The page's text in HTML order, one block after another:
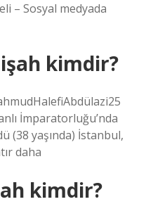
– Sosyal medyada
kimdir?
İmparatorluğu’nda
(38 yaşında) İstanbul,
daha
kimdir?